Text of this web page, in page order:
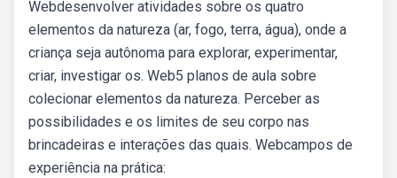
Webdesenvolver atividades sobre os quatro
elementos da natureza (ar, fogo, terra, água), onde a
criança seja autônoma para explorar, experimentar,
criar, investigar os. Web5 planos de aula sobre
colecionar elementos da natureza. Perceber as
possibilidades e os limites de seu corpo nas
brincadeiras e interações das quais. Webcampos de
experiência na prática: